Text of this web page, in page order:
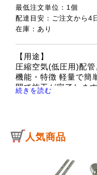
最低注文単位：1個
配達目安：ご注文から4
在庫：あり
【用途】
圧縮空気(低圧用)配管
機能・特徴 軽量で簡
間で施工が完了します
パイプが自由に曲が
ます。
クを低減できます。
続きを読む
人気商品